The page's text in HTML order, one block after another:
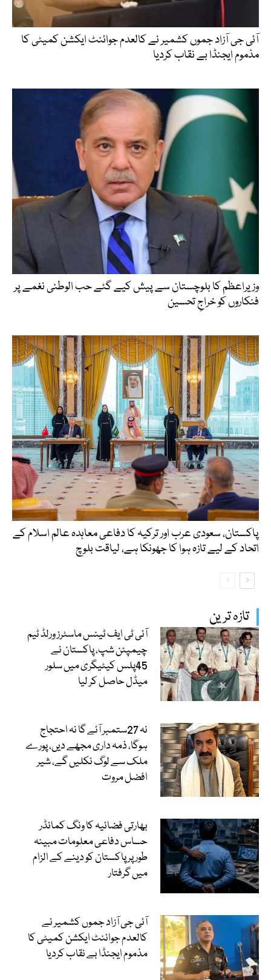
تازہ ترین
آئی ٹی ایف ٹینس ماسٹرز ورلڈ ٹیم
چیمپئن شپ، پاکستان نے
45پلس کیٹیگری میں سلور
میڈل حاصل کر لیا
نہ 27ستمبر آئے گا نہ احتجاج
ہوگا، ذمہ داری مجھے دیں، پورے
ملک سے لوگ نکلیں گے، شیر
افضل مروت
بھارتی فضائیہ کا ونگ کمانڈر
حساس دفاعی معلومات مبینہ
طور پر پاکستان کو دینے کے الزام
میں گرفتار
آئی جی آزاد جموں کشمیر نے
کالعدم جوائنٹ ایکشن کمیٹی کا
مذموم ایجنڈا بے نقاب کردیا
آئی جی آزاد جموں کشمیر نے کالعدم جوائنٹ ایکشن کمیٹی کا
مذموم ایجنڈا بے نقاب کردیا
وزیراعظم کا بلوچستان سے پیش کیے گئے حب الوطنی نغمے پر
فنکاروں کو خراجِ تحسین
پاکستان، سعودی عرب اور ترکیہ کا دفاعی معاہدہ عالم اسلام کے
اتحاد کے لیے تازہ ہوا کا جھونکا ہے، لیاقت بلوچ